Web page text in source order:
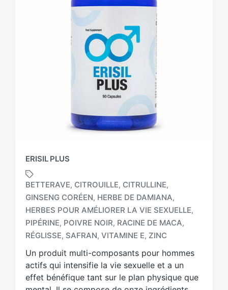
ERISIL PLUS
T
a
g
e
d
w
BETTERAVE, CITROUILLE, CITRULLINE,
GINSENG CORÉEN, HERBE DE DAMIANA,
HERBES POUR AMÉLIORER LA VIE SEXUELLE,
PIPÉRINE, POIVRE NOIR, RACINE DE MACA,
RÉGLISSE, SAFRAN, VITAMINE E, ZINC
Un produit multi-composants pour hommes
actifs qui intensifie la vie sexuelle et a un
effet bénéfique tant sur le plan physique que